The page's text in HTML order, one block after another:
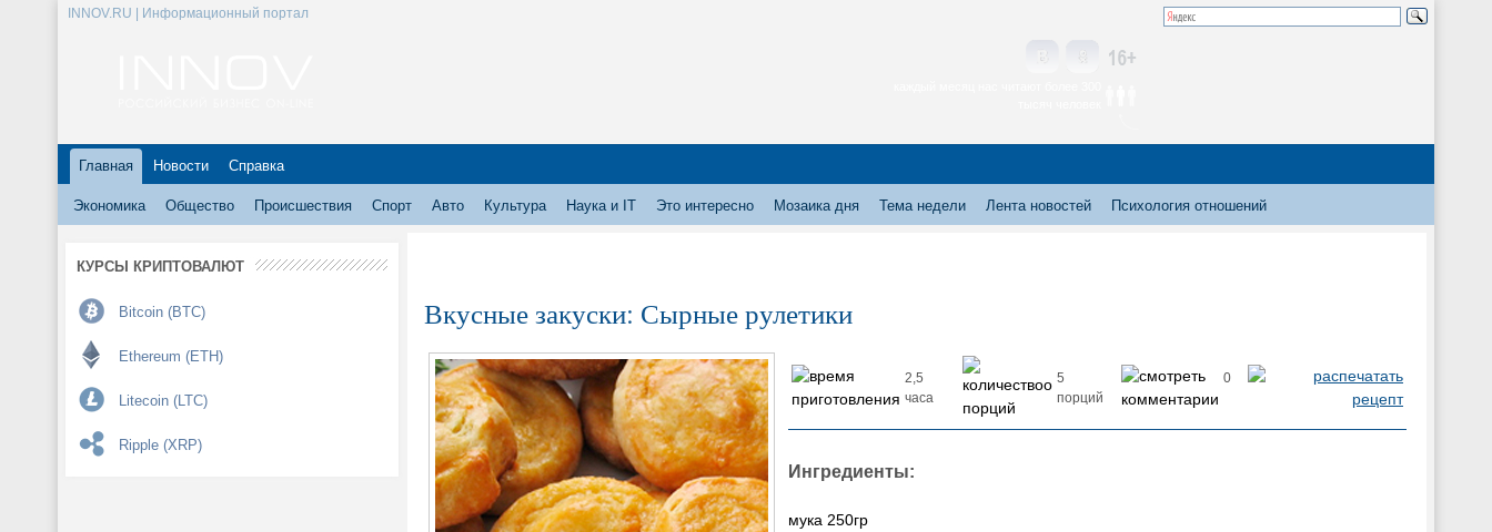
INNOV.RU | Информационный портал
Главная Новости Справка
Экономика Общество Происшествия Спорт Авто Культура Наука и IT Это интересно Мозаика дня Тема недели Лента новостей Психология отношений
КУРСЫ КРИПТОВАЛЮТ
Bitcoin (BTC)
Ethereum (ETH)
Litecoin (LTC)
Ripple (XRP)
Вкусные закуски: Сырные рулетики
2,5
часа
5
порций
0
Ингредиенты:
мука 250гр